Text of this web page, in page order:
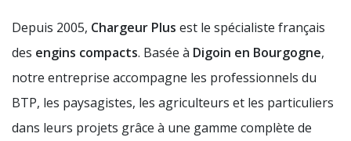
Depuis 2005, Chargeur Plus est le spécialiste français
des engins compacts. Basée à Digoin en Bourgogne,
notre entreprise accompagne les professionnels du
BTP, les paysagistes, les agriculteurs et les particuliers
dans leurs projets grâce à une gamme complète de